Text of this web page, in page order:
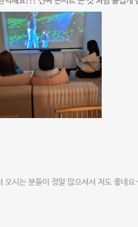
오시는 분들이 정말 많으셔서 저도 좋네